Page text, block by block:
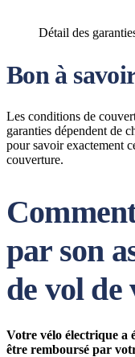
Détail des
Bon à
Les conditions de
garanties dépendent de
pour savoir exactement
couverture.
par son
de vol de
Votre vélo électrique a
être remboursé par